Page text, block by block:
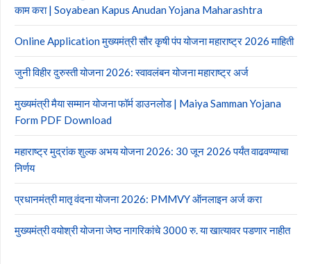
काम करा | Soyabean Kapus Anudan Yojana Maharashtra
Online Application मुख्यमंत्री सौर कृषी पंप योजना महाराष्ट्र 2026 माहिती
जुनी विहीर दुरुस्ती योजना 2026: स्वावलंबन योजना महाराष्ट्र अर्ज
मुख्यमंत्री मैया सम्मान योजना फॉर्म डाउनलोड | Maiya Samman Yojana
Form PDF Download
महाराष्ट्र मुद्रांक शुल्क अभय योजना 2026: 30 जून 2026 पर्यंत वाढवण्याचा
निर्णय
प्रधानमंत्री मातृ वंदना योजना 2026: PMMVY ऑनलाइन अर्ज करा
मुख्यमंत्री वयोश्री योजना जेष्ठ नागरिकांचे 3000 रु. या खात्यावर पडणार नाहीत